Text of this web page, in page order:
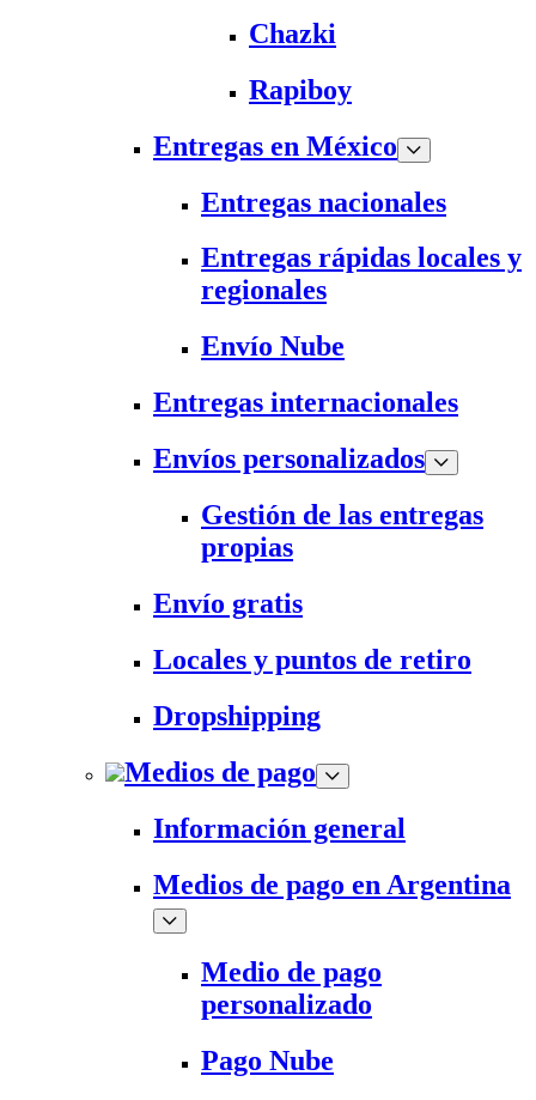
Chazki
Rapiboy
Entregas en México
Entregas nacionales
Entregas rápidas locales y
regionales
Envío Nube
Entregas internacionales
Envíos personalizados
Gestión de las entregas
propias
Envío gratis
Locales y puntos de retiro
Dropshipping
Medios de pago
Información general
Medios de pago en Argentina
Medio de pago
personalizado
Pago Nube